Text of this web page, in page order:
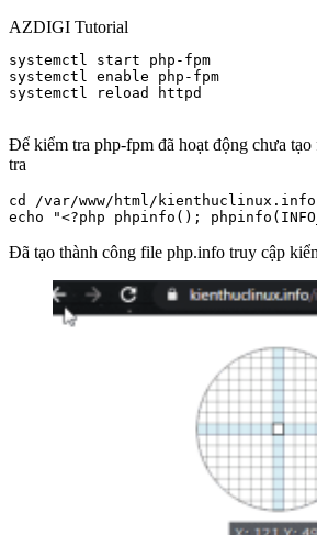
AZDIGI Tutorial
systemctl start php-fpm
systemctl enable php-fpm
systemctl reload httpd
Để kiểm tra php-fpm đã hoạt động chưa tạo
tra
cd /var/www/html/kienthuclinux.info
echo "<?php phpinfo();
Đã tạo thành công file php.info truy cập